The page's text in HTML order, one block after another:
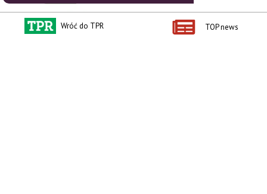
Wróć do TPR TOP news